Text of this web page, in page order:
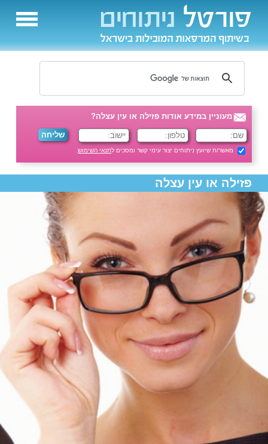
מעוניין במידע אודות פזילה או עין עצלה?
מאשר/ת שיועץ ניתוחים יצור עימי קשר ומסכים לתנאי השימוש.
פזילה או עין עצלה